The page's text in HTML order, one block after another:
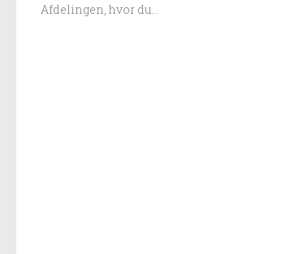
Afdelingen, hvor du...